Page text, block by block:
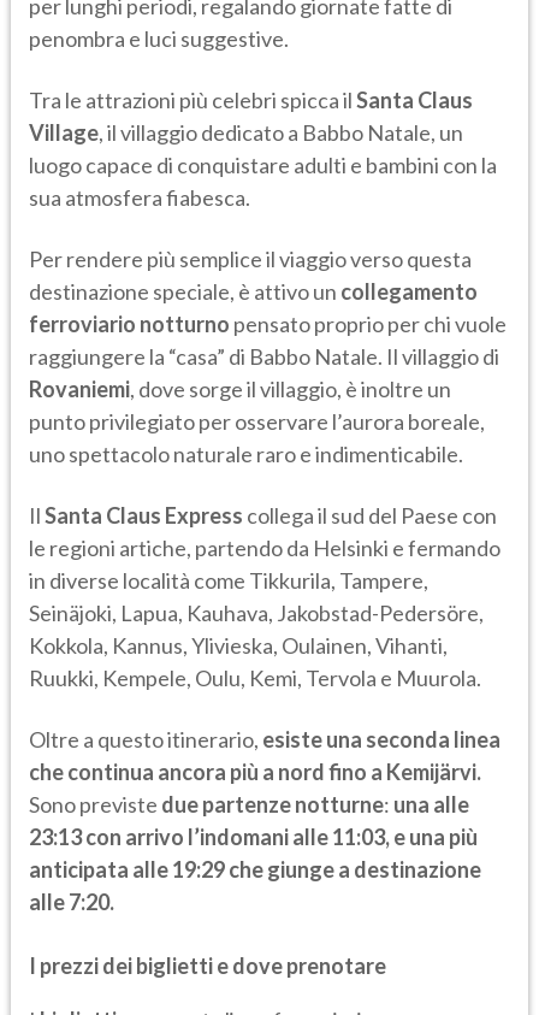
per lunghi periodi, regalando giornate fatte di
penombra e luci suggestive.
Tra le attrazioni più celebri spicca ilSanta Claus
Village, il villaggio dedicato a Babbo Natale, un
luogo capace di conquistare adulti e bambini con la
sua atmosfera fiabesca.
Per rendere più semplice il viaggio verso questa
destinazione speciale, è attivo un collegamento
ferroviario notturno pensato proprio per chi vuole
raggiungere la “casa” di Babbo Natale. Il villaggio di
Rovaniemi, dove sorge il villaggio, è inoltre un
punto privilegiato per osservare l’aurora boreale,
uno spettacolo naturale raro e indimenticabile.
IlSanta Claus Express collega il sud del Paese con
le regioni artiche, partendo da Helsinki e fermando
in diverse località come Tikkurila, Tampere,
Seinäjoki, Lapua, Kauhava, Jakobstad-Pedersöre,
Kokkola, Kannus, Ylivieska, Oulainen, Vihanti,
Ruukki, Kempele, Oulu, Kemi, Tervola e Muurola.
Oltre a questo itinerario, esiste una seconda linea
che continua ancora più a nord fino a Kemijärvi.
Sono previste due partenze notturne: una alle
23:13 con arrivo l’indomani alle 11:03, e una più
anticipata alle 19:29 che giunge a destinazione
alle 7:20.
I prezzi dei biglietti e dove prenotare